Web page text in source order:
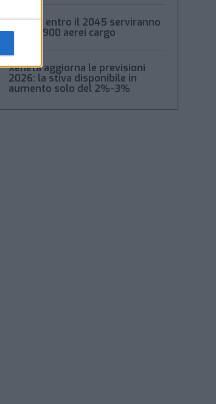
Boeing: entro il 2045 serviranno
oltre 2.900 aerei cargo
Xeneta aggiorna le previsioni
2026: la stiva disponibile in
aumento solo del 2%-3%